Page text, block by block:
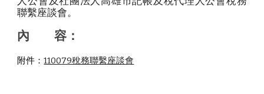
聯繫座談會。
內       容：
附件：110079稅務聯繫座談會